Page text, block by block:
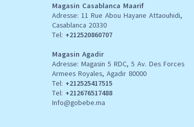
Magasin Casablanca Maarif
Adresse: 11 Rue Abou Hayane Attaouhidi,
Casablanca 20330
Tel: +212520860707
Magasin Agadir
Adresse: Magasin 5 RDC, 5 Av. Des Forces
Armees Royales, Agadir 80000
Tel: +212525417515
Tel: +212676517488
Info@gobebe.ma